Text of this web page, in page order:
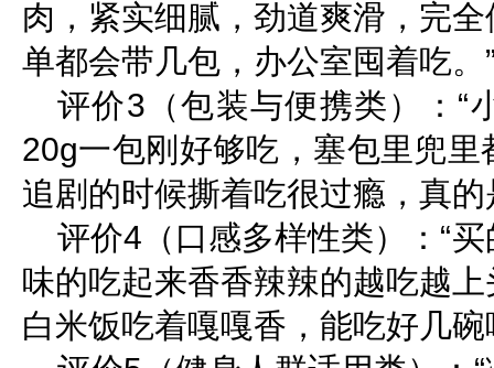
肉，紧实细腻，劲道爽滑，完
单都会带几包，办公室囤着吃。
评价3（包装与便携类）：“
20g一包刚好够吃，塞包里兜
追剧的时候撕着吃很过瘾，真
评价4（口感多样性类）：“
味的吃起来香香辣辣的越吃越
白米饭吃着嘎嘎香，能吃好几碗